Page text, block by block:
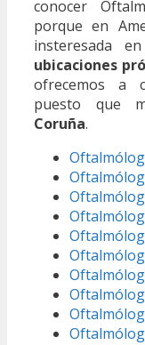
conocer
porque en
insteresada
ubicaciones
ofrecemos a
puesto que
Coruña.